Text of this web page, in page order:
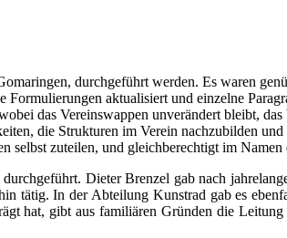
durchgeführt werden. Es waren
aktualisiert und einzelne
das Vereinswappen unverändert bleibt,
die Strukturen im Verein nachzubilden
zuteilen, und gleichberechtigt im Namen
Dieter Brenzel gab nach
tätig. In der Abteilung Kunstrad gab es
hat, gibt aus familiären Gründen die